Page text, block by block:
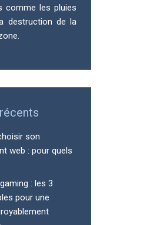
comme les pluies
destruction de la
son
web : pour quels
: les 3
pour une